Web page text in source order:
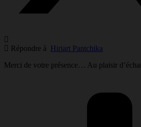
Répondre à
Hiriart Pantchika
Merci de votre présence… Au plaisir